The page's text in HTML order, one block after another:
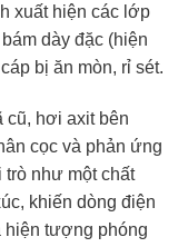
xuất hiện các lớp
dày đặc (hiện
bị ăn mòn, rỉ sét.
cũ, hơi axit bên
cọc và phản ứng
như một chất
khiến dòng điện
hiện tượng phóng